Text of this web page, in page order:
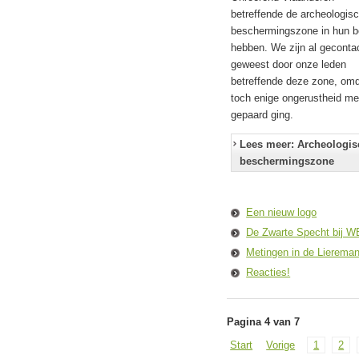
betreffende de
beschermingszone in hun
hebben. We zijn al
geweest door onze leden
betreffende deze zone,
toch enige ongerustheid
gepaard ging.
Lees meer:
beschermingszone
Een nieuw logo
De Zwarte Specht bij
Metingen in de
Reacties!
Pagina 4 van 7
Start
Vorige 1 2